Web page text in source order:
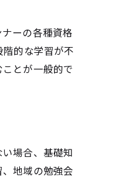
ーの各種資格
的な学習が不
とが一般的で
場合、基礎知
地域の勉強会